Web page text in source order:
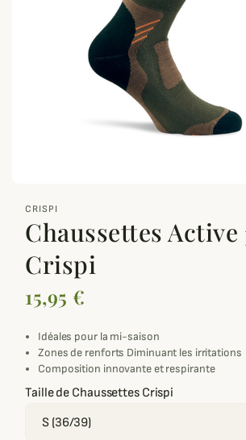
CRISPI
Chaussettes Active
Crispi
15,95 €
Idéales pour la mi-saison
Zones de renforts Diminuant les irritations
Composition innovante et respirante
Taille de Chaussettes Crispi